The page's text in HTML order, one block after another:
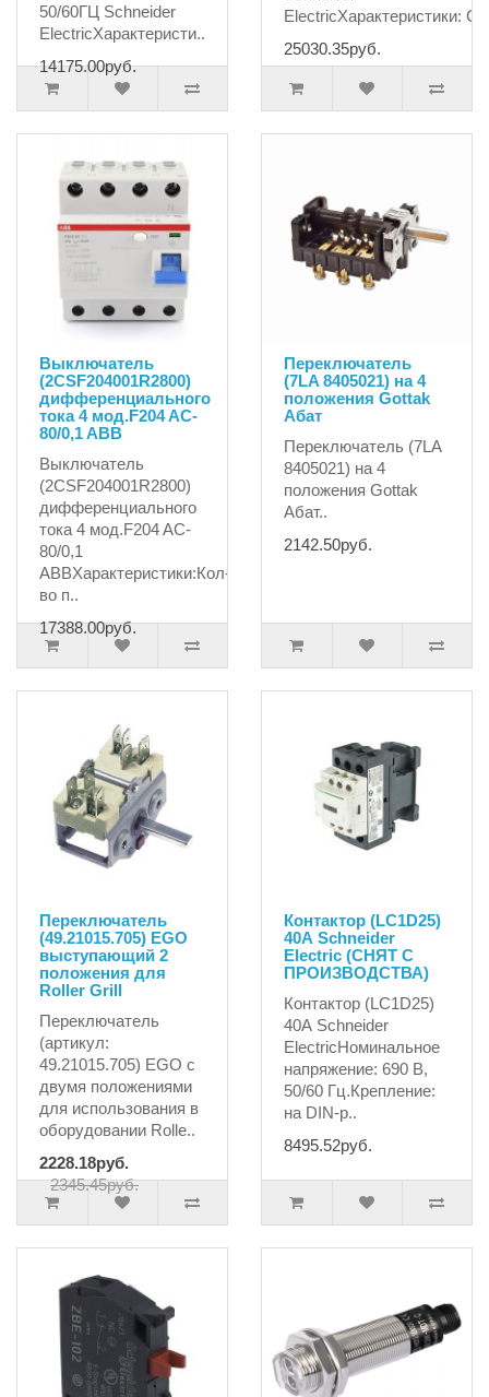
50/60ГЦ Schneider
ElectricХарактеристи..
14175.00руб.
ElectricХарактеристики:
25030.35руб.
Выключатель
(2CSF204001R2800)
дифференциального
тока 4 мод.F204 AC-
80/0,1 ABB
Выключатель
(2CSF204001R2800)
дифференциального
тока 4 мод.F204 AC-
80/0,1
ABBХарактеристики:Кол-
во п..
17388.00руб.
Переключатель
(7LA 8405021) на 4
положения Gottak
Абат
Переключатель (7LA
8405021) на 4
положения Gottak
Абат..
2142.50руб.
Переключатель
(49.21015.705) EGO
выступающий 2
положения для
Roller Grill
Переключатель
(артикул:
49.21015.705) EGO с
двумя положениями
для использования в
оборудовании Rolle..
2228.18руб.
2345.45руб.
Контактор (LC1D25)
40А Schneider
Electric (СНЯТ С
ПРОИЗВОДСТВА)
Контактор (LC1D25)
40А Schneider
ElectricНоминальное
напряжение: 690 В,
50/60 Гц.Крепление:
на DIN-р..
8495.52руб.